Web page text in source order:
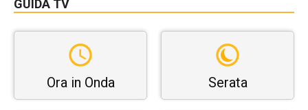
GUIDA TV
Ora in Onda Serata